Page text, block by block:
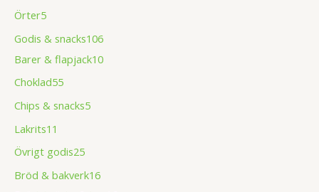
Örter5
Godis & snacks106
Barer & flapjack10
Choklad55
Chips & snacks5
Lakrits11
Övrigt godis25
Bröd & bakverk16